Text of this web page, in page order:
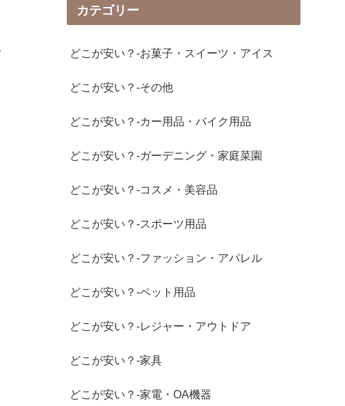
カテゴリー
どこが安い？-お菓子・スイーツ・アイス
どこが安い？-その他
どこが安い？-カー用品・バイク用品
どこが安い？-ガーデニング・家庭菜園
どこが安い？-コスメ・美容品
どこが安い？-スポーツ用品
どこが安い？-ファッション・アパレル
どこが安い？-ペット用品
どこが安い？-レジャー・アウトドア
どこが安い？-家具
どこが安い？-家電・OA機器